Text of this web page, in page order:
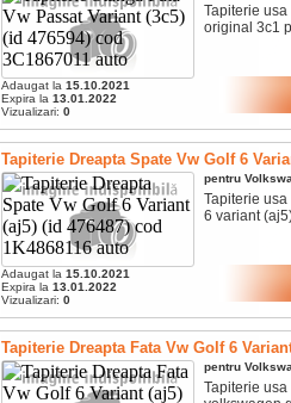
Adaugat la 15.10.2021
Expira la 13.01.2022
Vizualizari: 0
Tapiterie
original 3c1
Tapiterie Dreapta Spate Vw Golf 6
Adaugat la 15.10.2021
Expira la 13.01.2022
Vizualizari: 0
pentru
Tapiterie
6 variant
Tapiterie Dreapta Fata Vw Golf 6
pentru
Tapiterie